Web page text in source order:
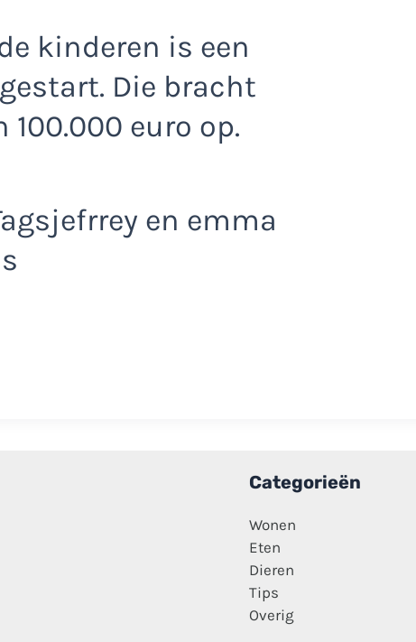
kinderen is een
Die bracht
euro op.
en emma
Categorieën
Wonen
Eten
Dieren
Tips
Overig